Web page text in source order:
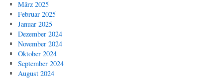
März 2025
Februar 2025
Januar 2025
Dezember 2024
November 2024
Oktober 2024
September 2024
August 2024